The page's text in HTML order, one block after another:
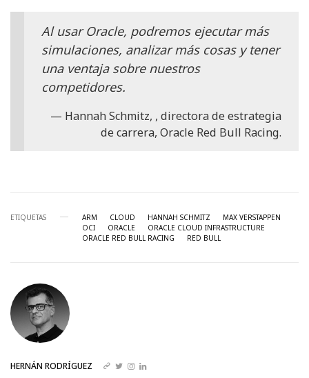
Al usar Oracle, podremos ejecutar más
simulaciones, analizar más cosas y tener
una ventaja sobre nuestros
competidores.
Hannah Schmitz, , directora de estrategia
de carrera, Oracle Red Bull Racing.
ETIQUETAS ARM CLOUD HANNAH SCHMITZ
MAX VERSTAPPEN
OCI
ORACLE
ORACLE CLOUD INFRASTRUCTURE
ORACLE RED BULL RACING
RED BULL
HERNÁN RODRÍGUEZ